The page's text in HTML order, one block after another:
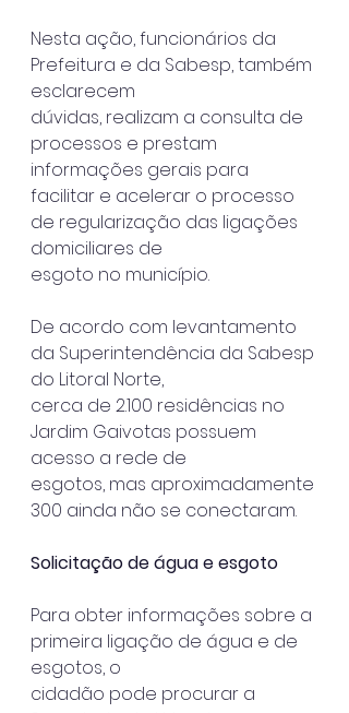
Nesta ação, funcionários da
Prefeitura e da Sabesp, também
esclarecem
dúvidas, realizam a consulta de
processos e prestam
informações gerais para
facilitar e acelerar o processo
de regularização das ligações
domiciliares de
esgoto no município.
De acordo com levantamento
da Superintendência da Sabesp
do Litoral Norte,
cerca de 2.100 residências no
Jardim Gaivotas possuem
acesso a rede de
esgotos, mas aproximadamente
300 ainda não se conectaram.
Solicitação de água e esgoto
Para obter informações sobre a
primeira ligação de água e de
esgotos, o
cidadão pode procurar a